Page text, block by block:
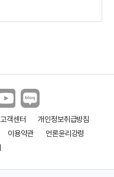
바티칸 사제들
고객센터
개인정보취급방침
이용약관
언론윤리강령